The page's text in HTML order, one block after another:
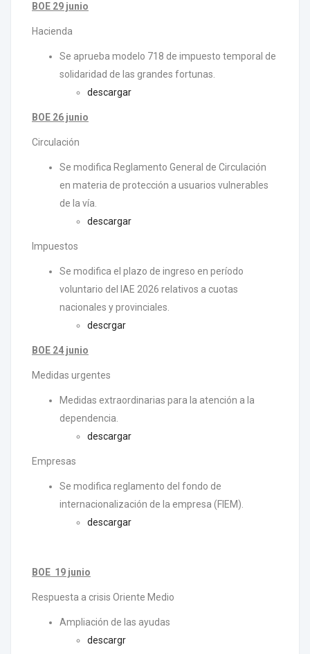
BOE 29 junio
Hacienda
Se aprueba modelo 718 de impuesto temporal de
solidaridad de las grandes fortunas.
descargar
BOE 26 junio
Circulación
Se modifica Reglamento General de Circulación
en materia de protección a usuarios vulnerables
de la vía.
descargar
Impuestos
Se modifica el plazo de ingreso en período
voluntario del IAE 2026 relativos a cuotas
nacionales y provinciales.
descrgar
BOE 24 junio
Medidas urgentes
Medidas extraordinarias para la atención a la
dependencia.
descargar
Empresas
Se modifica reglamento del fondo de
internacionalización de la empresa (FIEM).
descargar
BOE 19 junio
Respuesta a crisis Oriente Medio
Ampliación de las ayudas
descargr